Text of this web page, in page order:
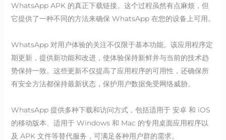
WhatsApp APK 的真正下载链接。这个过程虽然有点麻烦，但
它提供了一种不同的方法来确保 WhatsApp 在您的设备上可用。
WhatsApp 对用户体验的关注不仅限于基本功能。该应用程序定
期更新，提供新功能和改进，使体验保持新鲜并与当前的技术趋
势保持一致。这些更新不仅提高了应用程序的可用性，还确保所
有安全方法都保持最新状态，保护用户数据免受网络威胁。
WhatsApp 提供多种下载和访问方式，包括适用于 安卓 和 iOS
的移动版本、适用于 Windows 和 Mac 的专用桌面应用程序以
及 APK 文件等替代服务，可满足各种用户群的需求。